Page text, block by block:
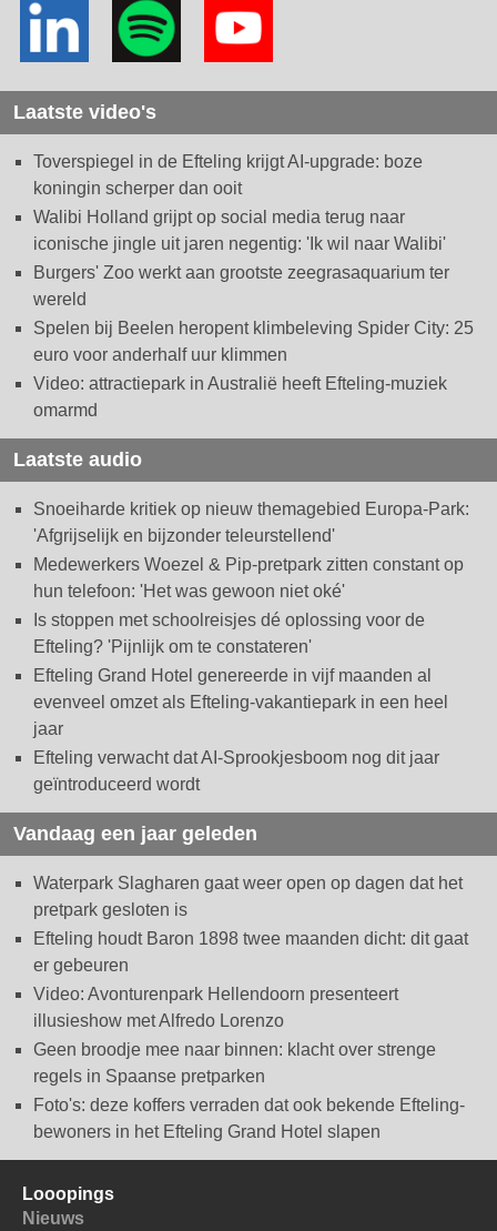
Laatste video's
Toverspiegel in de Efteling krijgt AI-upgrade: boze
koningin scherper dan ooit
Walibi Holland grijpt op social media terug naar
iconische jingle uit jaren negentig: 'Ik wil naar Walibi'
Burgers' Zoo werkt aan grootste zeegrasaquarium ter
wereld
Spelen bij Beelen heropent klimbeleving Spider City: 25
euro voor anderhalf uur klimmen
Video: attractiepark in Australië heeft Efteling-muziek
omarmd
Laatste audio
Snoeiharde kritiek op nieuw themagebied Europa-Park:
'Afgrijselijk en bijzonder teleurstellend'
Medewerkers Woezel & Pip-pretpark zitten constant op
hun telefoon: 'Het was gewoon niet oké'
Is stoppen met schoolreisjes dé oplossing voor de
Efteling? 'Pijnlijk om te constateren'
Efteling Grand Hotel genereerde in vijf maanden al
evenveel omzet als Efteling-vakantiepark in een heel
jaar
Efteling verwacht dat AI-Sprookjesboom nog dit jaar
geïntroduceerd wordt
Vandaag een jaar geleden
Waterpark Slagharen gaat weer open op dagen dat het
pretpark gesloten is
Efteling houdt Baron 1898 twee maanden dicht: dit gaat
er gebeuren
Video: Avonturenpark Hellendoorn presenteert
illusieshow met Alfredo Lorenzo
Geen broodje mee naar binnen: klacht over strenge
regels in Spaanse pretparken
Foto's: deze koffers verraden dat ook bekende Efteling-
bewoners in het Efteling Grand Hotel slapen
Looopings
Nieuws